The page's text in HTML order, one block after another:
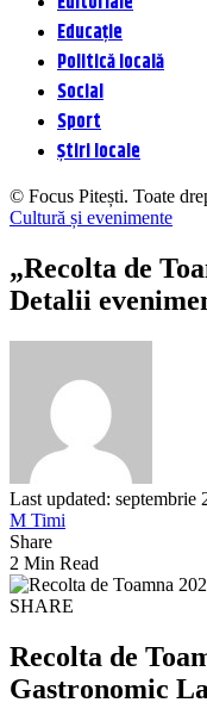
Educație
Politică locală
Social
Sport
Știri locale
© Focus Pitești. Toate
Cultură și evenimente
„Recolta de
Detalii
Last updated: septembrie
M Timi
Share
2 Min Read
SHARE
Recolta de
Gastronomic